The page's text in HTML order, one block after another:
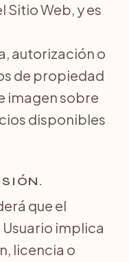
Sitio Web, y es
autorización o
de propiedad
imagen sobre
disponibles
que el
implica
licencia o